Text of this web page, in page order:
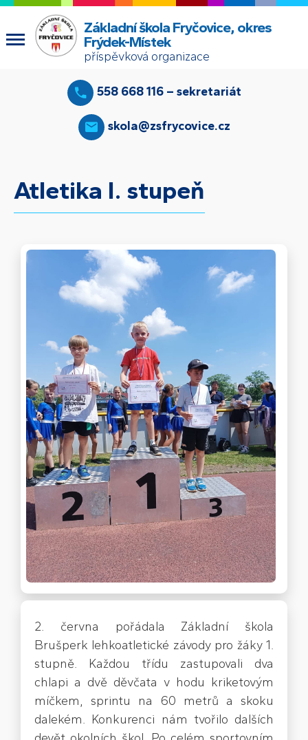
Základní škola Fryčovice, okres
Frýdek-Místek
příspěvková organizace
558 668 116 – sekretariát
skola@zsfrycovice.cz
Atletika I. stupeň
2. června pořádala Základní škola
Brušperk lehkoatletické závody pro žáky 1.
stupně. Každou třídu zastupovali dva
chlapi a dvě děvčata v hodu kriketovým
míčkem, sprintu na 60 metrů a skoku
dalekém. Konkurenci nám tvořilo dalších